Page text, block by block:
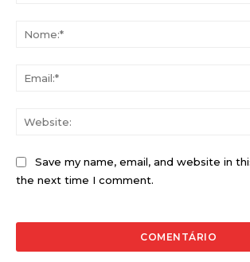
Save my name, email, and website in
the next time I comment.